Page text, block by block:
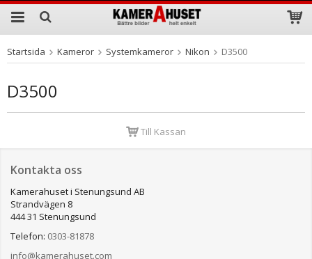
Produkten har blivit tillagd i varukorgen
Startsida Kameror Systemkameror Nikon D3500
D3500
Till Kassan
Kontakta oss
Kamerahuset i Stenungsund AB
Strandvägen 8
444 31 Stenungsund
Telefon: 0303-81878
info@kamerahuset.com